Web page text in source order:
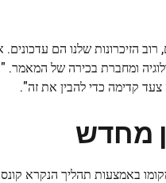
הזיכרונות שלנו הם
ומחברת בכירה של
צעד קדימה כדי להבין את זה".
מחדש
באמצעות תהליך הנקרא